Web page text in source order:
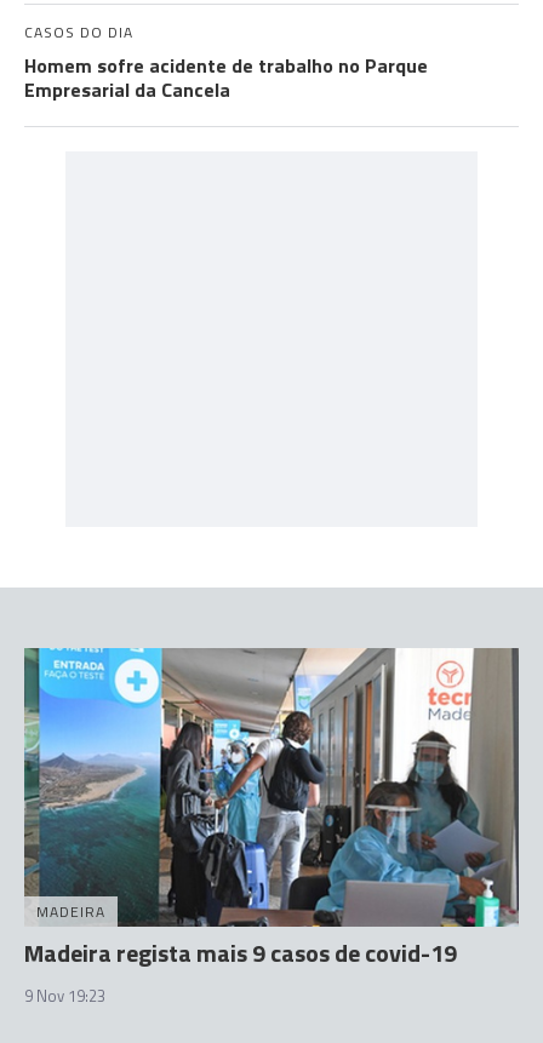
CASOS DO DIA
Homem sofre acidente de trabalho no Parque
Empresarial da Cancela
MADEIRA
Madeira regista mais 9 casos de covid-19
9 Nov 19:23